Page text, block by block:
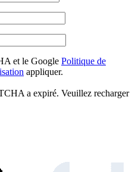
et le Google Politique de
appliquer.
a expiré. Veuillez recharger